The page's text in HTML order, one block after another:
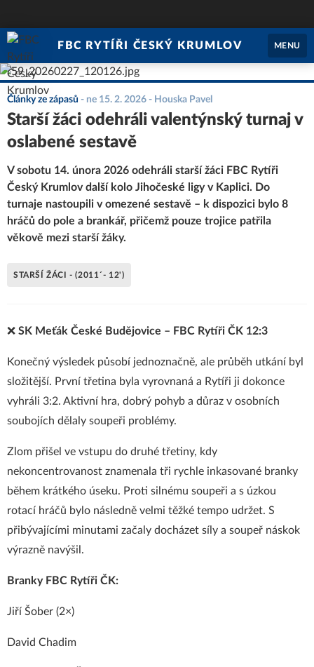
FBC RYTÍŘI ČESKÝ KRUMLOV MENU
Články ze zápasů - ne 15. 2. 2026 - Houska Pavel
Starší žáci odehráli valentýnský turnaj v
oslabené sestavě
V sobotu 14. února 2026 odehráli starší žáci FBC Rytíři
Český Krumlov další kolo Jihočeské ligy v Kaplici. Do
turnaje nastoupili v omezené sestavě – k dispozici bylo 8
hráčů do pole a brankář, přičemž pouze trojice patřila
věkově mezi starší žáky.
STARŠÍ ŽÁCI - (2011´- 12')
❌ SK Meťák České Budějovice – FBC Rytíři ČK 12:3
Konečný výsledek působí jednoznačně, ale průběh utkání byl
složitější. První třetina byla vyrovnaná a Rytíři ji dokonce
vyhráli 3:2. Aktivní hra, dobrý pohyb a důraz v osobních
soubojích dělaly soupeři problémy.
Zlom přišel ve vstupu do druhé třetiny, kdy
nekoncentrovanost znamenala tři rychle inkasované branky
během krátkého úseku. Proti silnému soupeři a s úzkou
rotací hráčů bylo následně velmi těžké tempo udržet. S
přibývajícími minutami začaly docházet síly a soupeř náskok
výrazně navýšil.
Branky FBC Rytíři ČK:
Jiří Šober (2×)
David Chadim